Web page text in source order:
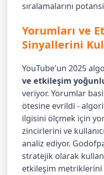
sıralamalarını
Yorumları ve
Sinyallerini
YouTube'un 2025
ve etkileşim
veriyor. Yorumlar
ötesine evrildi -
ilgisini ölçmek için
zincirlerini ve
analiz ediyor.
stratejik olarak
etkileşim metriklerini